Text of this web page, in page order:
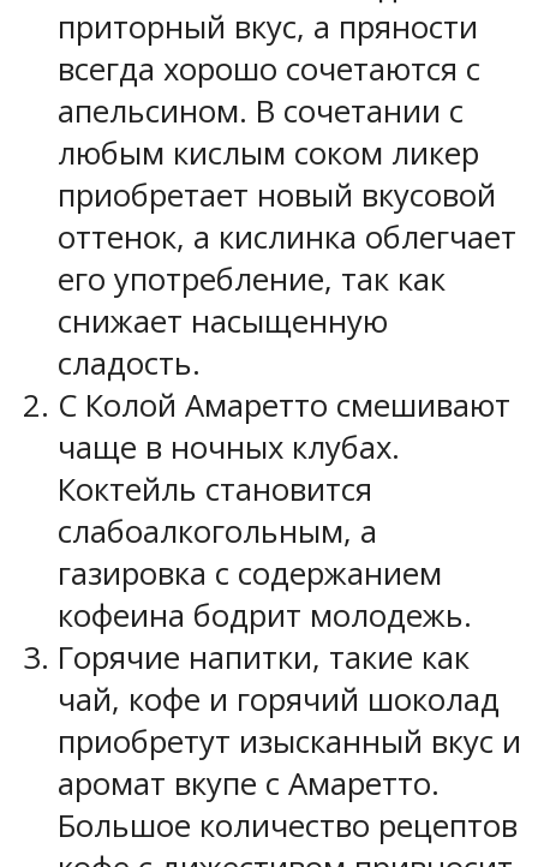
приторный вкус, а пряности
всегда хорошо сочетаются с
апельсином. В сочетании с
любым кислым соком ликер
приобретает новый вкусовой
оттенок, а кислинка облегчает
его употребление, так как
снижает насыщенную
сладость.
С Колой Амаретто смешивают
чаще в ночных клубах.
Коктейль становится
слабоалкогольным, а
газировка с содержанием
кофеина бодрит молодежь.
Горячие напитки, такие как
чай, кофе и горячий шоколад
приобретут изысканный вкус и
аромат вкупе с Амаретто.
Большое количество рецептов